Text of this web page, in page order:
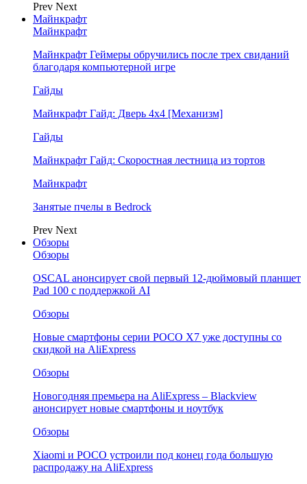
Prev Next
Майнкрафт
Майнкрафт
Майнкрафт Геймеры обручились после трех свиданий
благодаря компьютерной игре
Гайды
Майнкрафт Гайд: Дверь 4х4 [Механизм]
Гайды
Майнкрафт Гайд: Скоростная лестница из тортов
Майнкрафт
Занятые пчелы в Bedrock
Prev Next
Обзоры
Обзоры
OSCAL анонсирует свой первый 12-дюймовый планшет
Pad 100 с поддержкой AI
Обзоры
Новые смартфоны серии POCO X7 уже доступны со
скидкой на AliExpress
Обзоры
Новогодняя премьера на AliExpress – Blackview
анонсирует новые смартфоны и ноутбук
Обзоры
Xiaomi и POCO устроили под конец года большую
распродажу на AliExpress